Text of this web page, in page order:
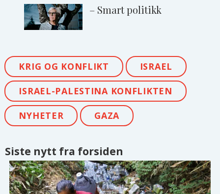
– Smart politikk
KRIG OG KONFLIKT ISRAEL
ISRAEL-PALESTINA KONFLIKTEN
NYHETER GAZA
Siste nytt fra forsiden